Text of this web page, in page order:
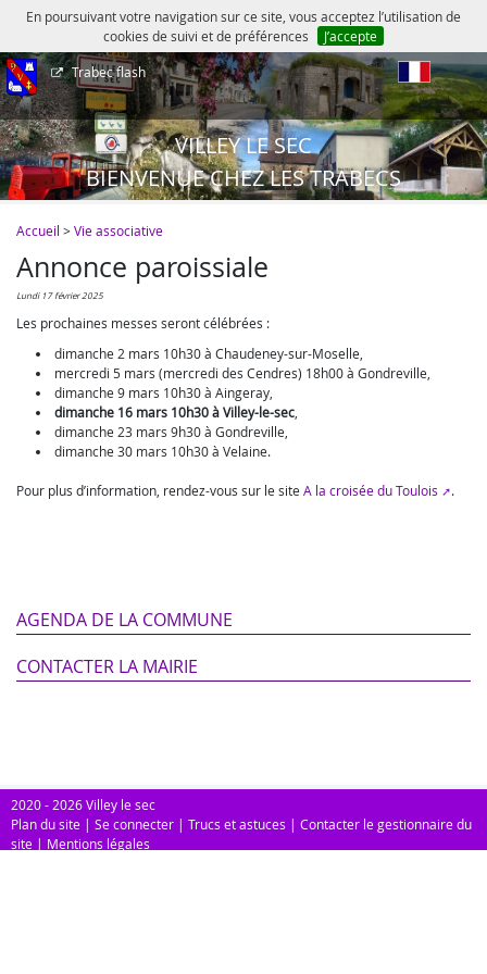
En poursuivant votre navigation sur ce site, vous acceptez l’utilisation de
cookies de suivi et de préférences
J’accepte
Trabec flash
VILLEY LE SEC
BIENVENUE CHEZ LES TRABECS
Accueil >Vie associative
Annonce paroissiale
lundi 17 février 2025
Les prochaines messes seront célébrées :
dimanche 2 mars 10h30 à Chaudeney-sur-Moselle,
mercredi 5 mars (mercredi des Cendres) 18h00 à Gondreville,
dimanche 9 mars 10h30 à Aingeray,
dimanche 16 mars 10h30 à Villey-le-sec
dimanche 23 mars 9h30 à Gondreville,
dimanche 30 mars 10h30 à Velaine.
Pour plus d’information, rendez-vous sur le site A la croisée du Toulois .
AGENDA DE LA COMMUNE
CONTACTER LA MAIRIE
2020 - 2026 Villey le sec
Plan du site | Se connecter | Trucs et astuces | Contacter le gestionnaire du
site | Mentions légales